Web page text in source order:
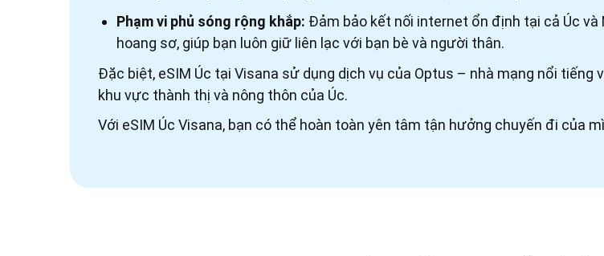
Phạm vi phủ sóng rộng khắp: Đảm bảo kết nối internet ổn định tại cả Úc
hoang sơ, giúp bạn luôn giữ liên lạc với bạn bè và người thân.
Đặc biệt, eSIM Úc tại Visana sử dụng dịch vụ của Optus – nhà mạng nổi tiếng
khu vực thành thị và nông thôn của Úc.
Với eSIM Úc Visana, bạn có thể hoàn toàn yên tâm tận hưởng chuyến đi của